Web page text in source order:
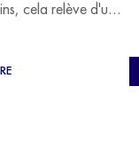
cela relève d'un
de Horse-
avant de